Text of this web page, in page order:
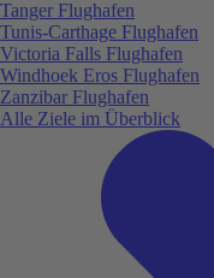
Tanger Flughafen
Tunis-Carthage Flughafen
Victoria Falls Flughafen
Windhoek Eros Flughafen
Zanzibar Flughafen
Alle Ziele im Überblick